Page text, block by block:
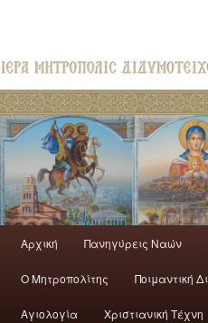
Αρχική Πανηγύρεις Ναών
Ο Mητροπολίτης Ποιμαντική
Αγιολογία Χριστιανική Τέχνη